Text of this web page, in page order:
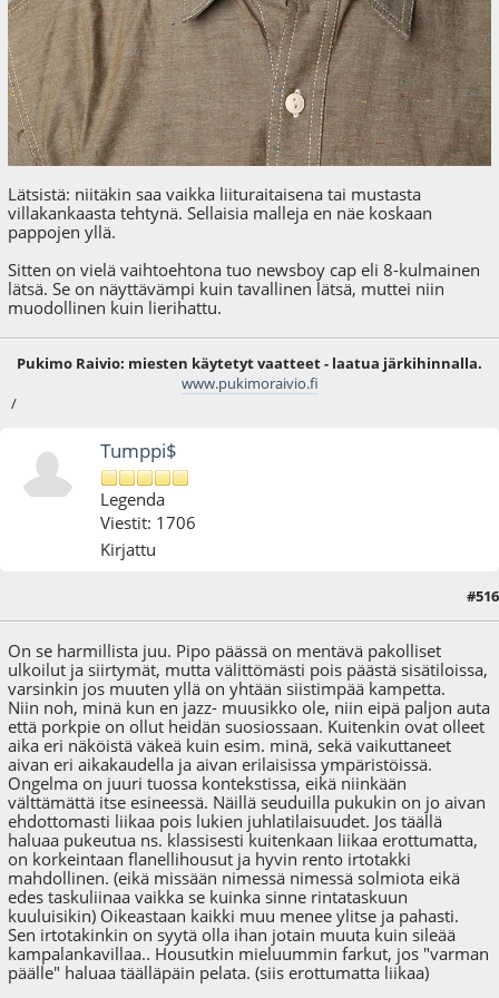
Lätsistä: niitäkin saa vaikka liituraitaisena tai mustasta
villakankaasta tehtynä. Sellaisia malleja en näe koskaan
pappojen yllä.
Sitten on vielä vaihtoehtona tuo newsboy cap eli 8-kulmainen
lätsä. Se on näyttävämpi kuin tavallinen lätsä, muttei niin
muodollinen kuin lierihattu.
Pukimo Raivio: miesten käytetyt vaatteet - laatua järkihinnalla.
www.pukimoraivio.fi
/
Tumppi$
Legenda
Viestit: 1706
Kirjattu
: 02.02.22 - klo:14:03 käyttäjältä Tumppi$#516
On se harmillista juu. Pipo päässä on mentävä pakolliset
ulkoilut ja siirtymät, mutta välittömästi pois päästä sisätiloissa,
varsinkin jos muuten yllä on yhtään siistimpää kampetta.
Niin noh, minä kun en jazz- muusikko ole, niin eipä paljon auta
että porkpie on ollut heidän suosiossaan. Kuitenkin ovat olleet
aika eri näköistä väkeä kuin esim. minä, sekä vaikuttaneet
aivan eri aikakaudella ja aivan erilaisissa ympäristöissä.
Ongelma on juuri tuossa kontekstissa, eikä niinkään
välttämättä itse esineessä. Näillä seuduilla pukukin on jo aivan
ehdottomasti liikaa pois lukien juhlatilaisuudet. Jos täällä
haluaa pukeutua ns. klassisesti kuitenkaan liikaa erottumatta,
on korkeintaan flanellihousut ja hyvin rento irtotakki
mahdollinen. (eikä missään nimessä nimessä solmiota eikä
edes taskuliinaa vaikka se kuinka sinne rintataskuun
kuuluisikin) Oikeastaan kaikki muu menee ylitse ja pahasti.
Sen irtotakinkin on syytä olla ihan jotain muuta kuin sileää
kampalankavillaa.. Housutkin mieluummin farkut, jos "varman
päälle" haluaa täälläpäin pelata. (siis erottumatta liikaa)